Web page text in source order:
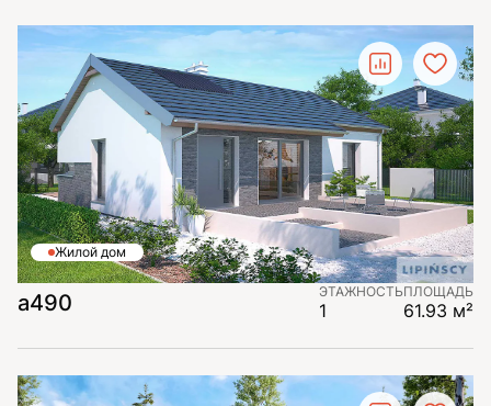
Жилой дом
а490 ЭТАЖНОСТЬ
1
ПЛОЩАДЬ
61.93 м²